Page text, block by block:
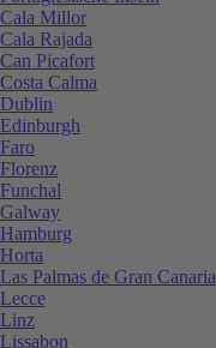
Cala Millor
Cala Rajada
Can Picafort
Costa Calma
Dublin
Edinburgh
Faro
Florenz
Funchal
Galway
Hamburg
Horta
Las Palmas de Gran Canaria
Lecce
Linz
Lissabon